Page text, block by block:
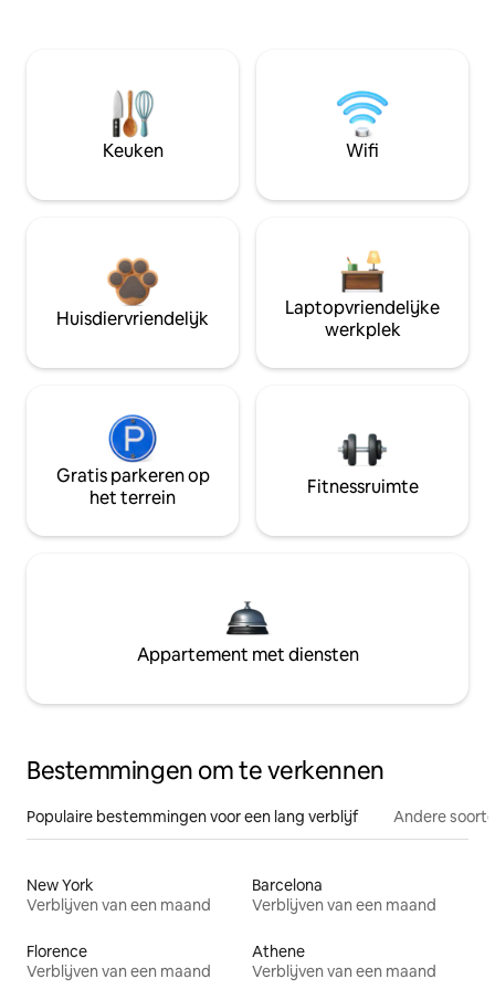
Keuken Wifi
Huisdiervriendelijk
Laptopvriendelijke
werkplek
Gratis parkeren op
het terrein
Fitnessruimte
Appartement met diensten
Bestemmingen om te verkennen
Populaire bestemmingen voor een lang verblijf Andere
New York
Verblijven van een maand
Barcelona
Verblijven van een maand
Florence
Verblijven van een maand
Athene
Verblijven van een maand